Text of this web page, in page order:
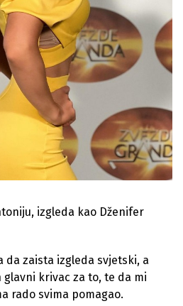
izgleda kao Dženifer
zaista izgleda svjetski, a
glavni krivac za to, te da mi
rado svima pomagao.